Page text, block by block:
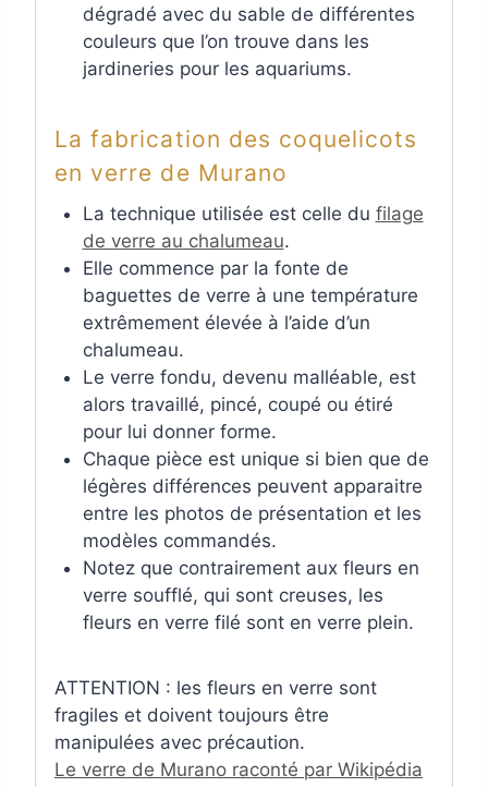
dégradé avec du sable de différentes
couleurs que l’on trouve dans les
jardineries pour les aquariums.
La fabrication des coquelicots
en verre de Murano
La technique utilisée est celle du filage
de verre au chalumeau.
Elle commence par la fonte de
baguettes de verre à une température
extrêmement élevée à l’aide d’un
chalumeau.
Le verre fondu, devenu malléable, est
alors travaillé, pincé, coupé ou étiré
pour lui donner forme.
Chaque pièce est unique si bien que de
légères différences peuvent apparaitre
entre les photos de présentation et les
modèles commandés.
Notez que contrairement aux fleurs en
verre soufflé, qui sont creuses, les
fleurs en verre filé sont en verre plein.
ATTENTION : les fleurs en verre sont
fragiles et doivent toujours être
manipulées avec précaution.
Le verre de Murano raconté par Wikipédia